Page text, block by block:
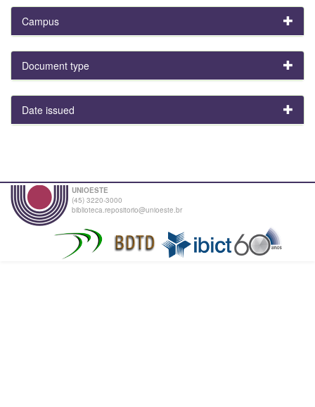
Campus
Document type
Date issued
UNIOESTE
(45) 3220-3000
biblioteca.repositorio@unioeste.br